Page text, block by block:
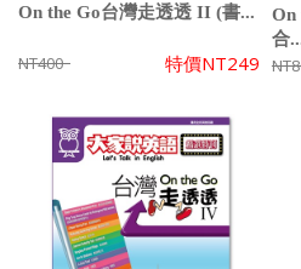
On the Go台灣走透透 II (書...
NT400 特價NT249
On
合